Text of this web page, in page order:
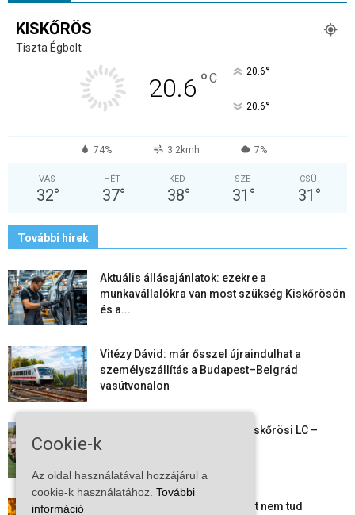
KISKŐRÖS
Tiszta Égbolt
20.6 °C 20.6°
20.6°
74% 3.2kmh 7%
VAS
32°
HÉT
37°
KED
38°
SZE
31 °
CSÜ
31 °
További hírek
Aktuális állásajánlatok: ezekre a
munkavállalókra van most szükség Kiskőrösön
és a...
Vitézy Dávid: már ősszel újraindulhat a
személyszállítás a Budapest–Belgrád
vasútvonalon
Megkezdte a felkészülést a Kiskőrösi LC –
együtt maradt a keret,...
Mi történik Európa felett? Ezért nem tud
Cookie-k
Az oldal használatával hozzájárul a
cookie-k használatához. További
információ